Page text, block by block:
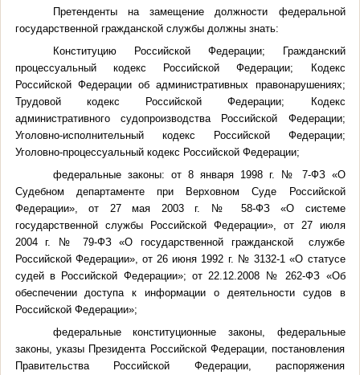
Претенденты на замещение должности федеральной
государственной гражданской службы должны знать:
Конституцию Российской Федерации; Гражданский
процессуальный кодекс Российской Федерации; Кодекс
Российской Федерации об административных правонарушениях;
Трудовой кодекс Российской Федерации; Кодекс
административного судопроизводства Российской Федерации;
Уголовно-исполнительный кодекс Российской Федерации;
Уголовно-процессуальный кодекс Российской Федерации;
федеральные законы: от 8 января 1998 г. № 7-ФЗ «О
Судебном департаменте при Верховном Суде Российской
Федерации», от 27 мая 2003 г. № 58-ФЗ «О системе
государственной службы Российской Федерации», от 27 июля
2004 г. № 79-ФЗ «О государственной гражданской службе
Российской Федерации», от 26 июня 1992 г. № 3132-1 «О статусе
судей в Российской Федерации»; от 22.12.2008 № 262-ФЗ «Об
обеспечении доступа к информации о деятельности судов в
Российской Федерации»;
федеральные конституционные законы, федеральные
законы, указы Президента Российской Федерации, постановления
Правительства Российской Федерации, распоряжения